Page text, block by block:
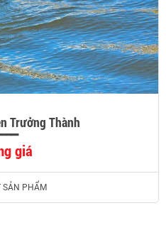
Trưởng Thành
giá
SẢN PHẨM